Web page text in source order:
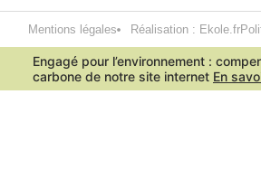
Mentions légales Réalisation : Ekole.fr
Engagé pour l’environnement :
carbone de notre site internet En